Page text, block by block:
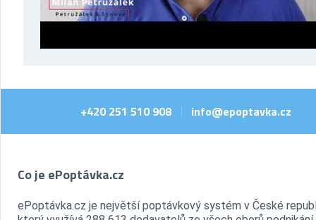
+420 251 510 908 info@epoptavka.cz
Co je ePoptávka.cz
ePoptávka.cz je největší poptávkový systém v České